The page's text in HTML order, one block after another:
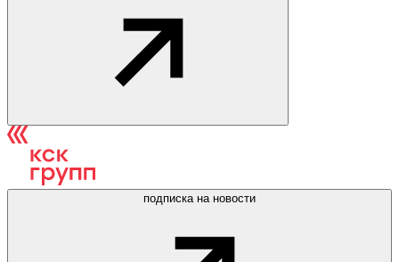
подписка на новости